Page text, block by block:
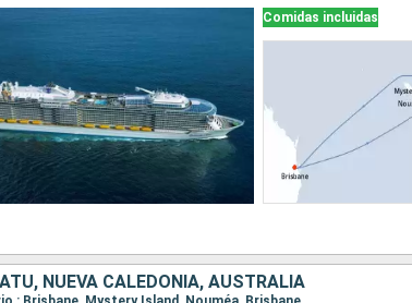
Comidas incluidas
NUEVA CALEDONIA, AUSTRALIA